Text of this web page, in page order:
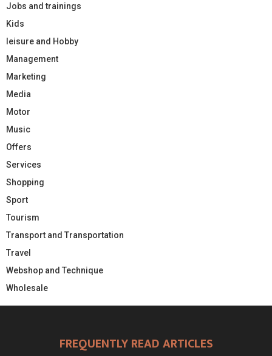
Jobs and trainings
Kids
leisure and Hobby
Management
Marketing
Media
Motor
Music
Offers
Services
Shopping
Sport
Tourism
Transport and Transportation
Travel
Webshop and Technique
Wholesale
FREQUENTLY READ ARTICLES